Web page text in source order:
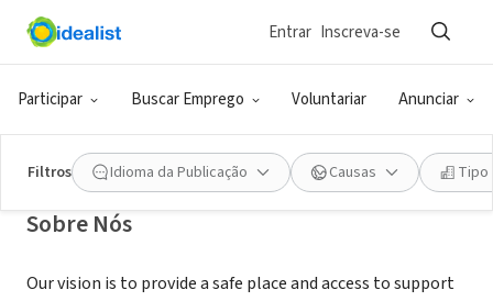
Participar Buscar Emprego Voluntariar Anunciar
Entrar Inscreva-se
Filtros Idioma da Publicação Causas Tipo
ONG (SETOR SOCIAL)
Elizabeth's Village
Sobre Nós
Our vision is to provide a safe place and access to support